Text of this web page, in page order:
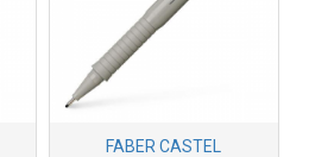
FABER CASTEL